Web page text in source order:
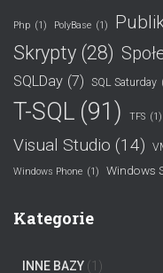
Php (1) PolyBase (1)
Skrypty (28)
SQLDay (7) SQL Saturday
T-SQL (91) TFS (1)
Visual Studio (14)
Windows Phone (1) Windows
Kategorie
INNE BAZY (1)